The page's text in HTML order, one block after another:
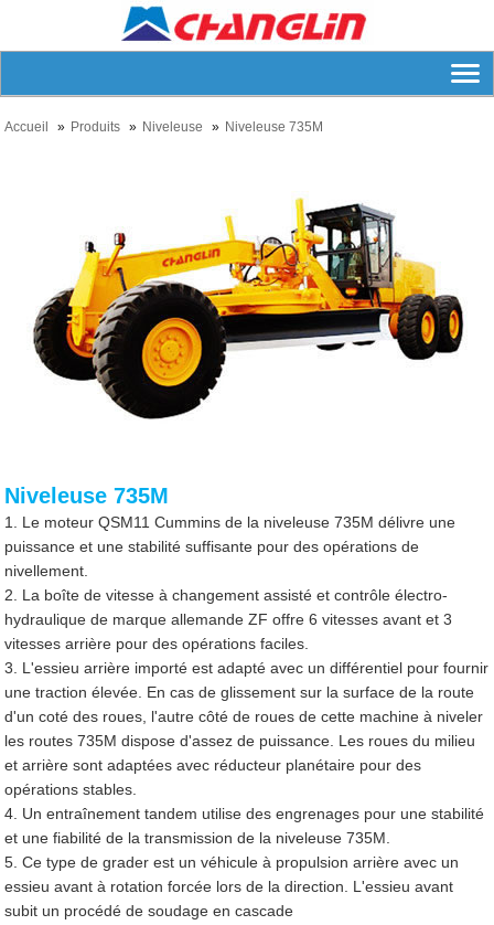
Accueil Produits Niveleuse Niveleuse 735M
Niveleuse 735M
1. Le moteur QSM11 Cummins de la niveleuse 735M délivre une
puissance et une stabilité suffisante pour des opérations de
nivellement.
2. La boîte de vitesse à changement assisté et contrôle électro-
hydraulique de marque allemande ZF offre 6 vitesses avant et 3
vitesses arrière pour des opérations faciles.
3. L'essieu arrière importé est adapté avec un différentiel pour fournir
une traction élevée. En cas de glissement sur la surface de la route
d'un coté des roues, l'autre côté de roues de cette machine à niveler
les routes 735M dispose d'assez de puissance. Les roues du milieu
et arrière sont adaptées avec réducteur planétaire pour des
opérations stables.
4. Un entraînement tandem utilise des engrenages pour une stabilité
et une fiabilité de la transmission de la niveleuse 735M.
5. Ce type de grader est un véhicule à propulsion arrière avec un
essieu avant à rotation forcée lors de la direction. L'essieu avant
subit un procédé de soudage en cascade